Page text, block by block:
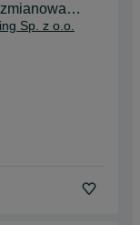
Sp. z o.o.